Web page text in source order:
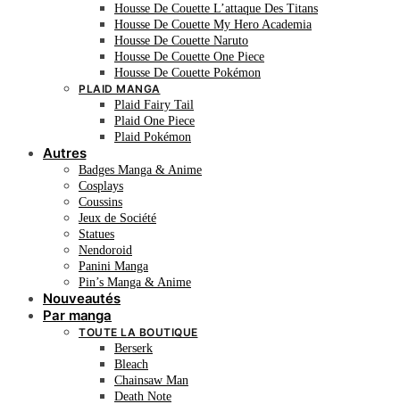
Housse De Couette L’attaque Des Titans
Housse De Couette My Hero Academia
Housse De Couette Naruto
Housse De Couette One Piece
Housse De Couette Pokémon
PLAID MANGA
Plaid Fairy Tail
Plaid One Piece
Plaid Pokémon
Autres
Badges Manga & Anime
Cosplays
Coussins
Jeux de Société
Statues
Nendoroid
Panini Manga
Pin’s Manga & Anime
Nouveautés
Par manga
TOUTE LA BOUTIQUE
Berserk
Bleach
Chainsaw Man
Death Note